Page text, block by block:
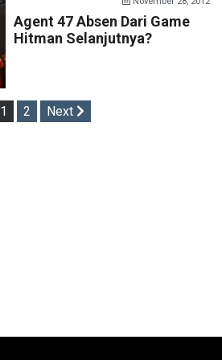
Agent 47 Absen Dari Game
Hitman Selanjutnya?
Posts
1 2 Next